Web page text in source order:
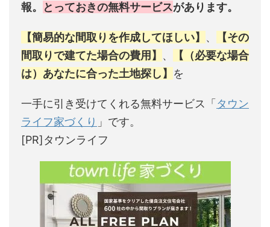
報。
とっておきの無料サービスがあります。
【簡易的な間取りを作成してほしい】 、
【その
間取りで建てた場合の費用】 、
【（必要な場合
は）あなたに合った土地探し】 を
一手に引き受けてくれる無料サービス「 タウン
ライフ家づくり 」です。
[PR]タウンライフ